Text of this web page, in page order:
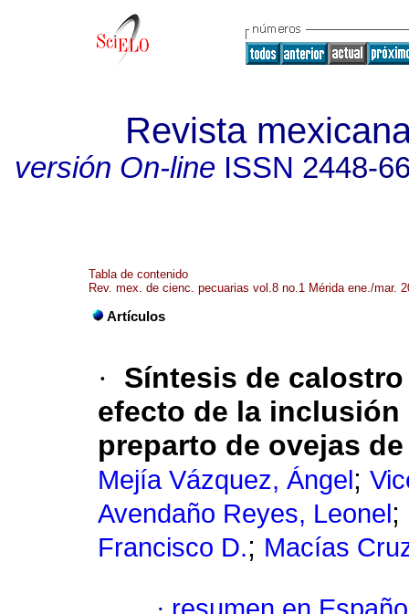
Revista
versión On-lineISSN 2448-
Tabla de contenido
Rev. mex. de cienc. pecuarias vol.8 no.1 Mérida ene./mar.
Artículos
·
Síntesis de
efecto de la inclusión
preparto de ovejas
Mejía Vázquez, Ángel ;
Avendaño Reyes, Leonel ;
Francisco D.; Macías